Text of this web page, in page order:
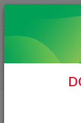
Chat / Online podpora -